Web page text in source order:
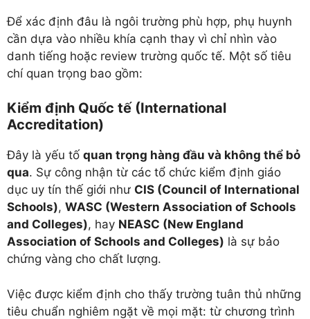
Để xác định đâu là ngôi trường phù hợp, phụ huynh
cần dựa vào nhiều khía cạnh thay vì chỉ nhìn vào
danh tiếng hoặc review trường quốc tế. Một số tiêu
chí quan trọng bao gồm:
Kiểm định Quốc tế (International
Accreditation)
Đây là yếu tố quan trọng hàng đầu và không thể bỏ
qua. Sự công nhận từ các tổ chức kiểm định giáo
dục uy tín thế giới như CIS (Council of International
Schools), WASC (Western Association of Schools
and Colleges), hay NEASC (New England
Association of Schools and Colleges) là sự bảo
chứng vàng cho chất lượng.
Việc được kiểm định cho thấy trường tuân thủ những
tiêu chuẩn nghiêm ngặt về mọi mặt: từ chương trình